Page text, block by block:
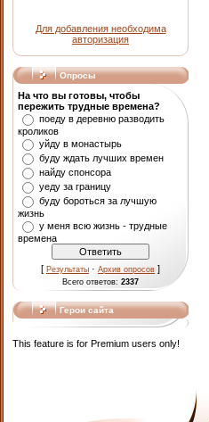
Для добавления необходима
авторизация
Опросы
На что вы готовы, чтобы
пережить трудные времена?
поеду в деревню разводить
кроликов
уйду в монастырь
буду ждать лучших времен
найду спонсора
уеду за границу
буду бороться за лучшую
жизнь
у меня всю жизнь - трудные
времена
[ Результаты · Архив опросов ]
Всего ответов: 2337
Герои сайта
This feature is for Premium users only!